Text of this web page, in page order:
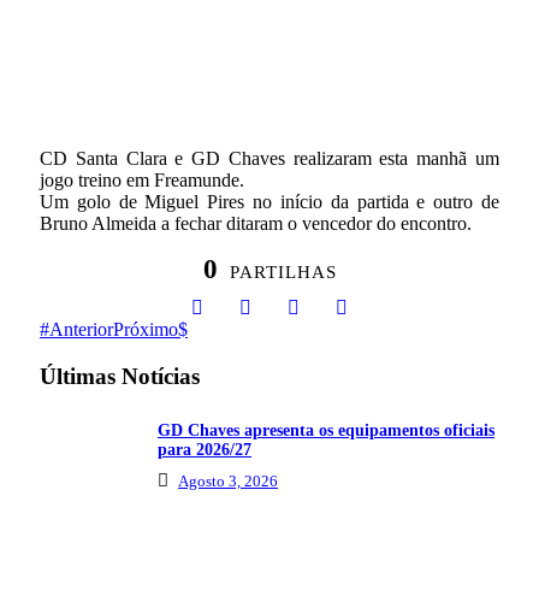
CD Santa Clara e GD Chaves realizaram esta manhã um
jogo treino em Freamunde.
Um golo de Miguel Pires no início da partida e outro de
Bruno Almeida a fechar ditaram o vencedor do encontro.
0 PARTILHAS
AnteriorPróximo
Últimas Notícias
GD Chaves apresenta os equipamentos oficiais
para 2026/27
Agosto 3, 2026